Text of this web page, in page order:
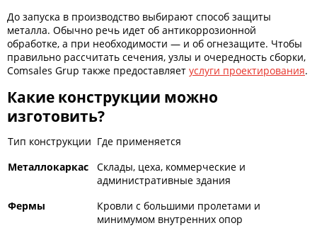
До запуска в производство выбирают способ защиты
металла. Обычно речь идет об антикоррозионной
обработке, а при необходимости — и об огнезащите. Чтобы
правильно рассчитать сечения, узлы и очередность сборки,
Comsales Grup также предоставляет услуги проектирования.
Какие конструкции можно
изготовить?
Тип конструкции Где применяется
Металлокаркас
Склады, цеха, коммерческие и
административные здания
Фермы
Кровли с большими пролетами и
минимумом внутренних опор